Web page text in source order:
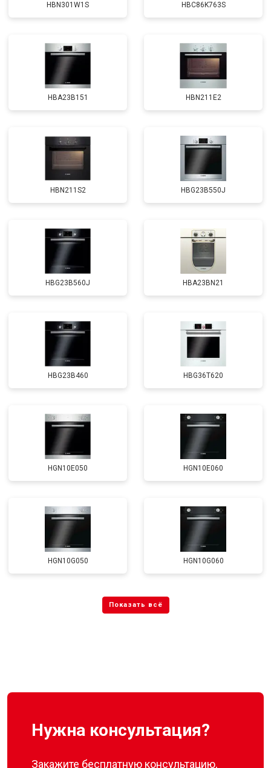
HBN301W1S HBC86K763S
HBA23B151 HBN211E2
HBN211S2 HBG23B550J
HBG23B560J HBA23BN21
HBG23B460 HBG36T620
HGN10E050 HGN10E060
HGN10G050 HGN10G060
Нужна консультация?
Закажите бесплатную консультацию,